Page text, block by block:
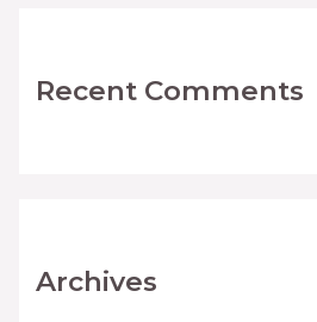
Recent Comments
Archives